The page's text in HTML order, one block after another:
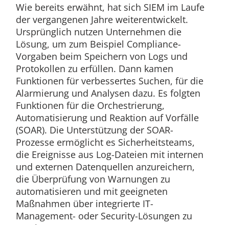
Wie bereits erwähnt, hat sich SIEM im Laufe
der vergangenen Jahre weiterentwickelt.
Ursprünglich nutzen Unternehmen die
Lösung, um zum Beispiel Compliance-
Vorgaben beim Speichern von Logs und
Protokollen zu erfüllen. Dann kamen
Funktionen für verbessertes Suchen, für die
Alarmierung und Analysen dazu. Es folgten
Funktionen für die Orchestrierung,
Automatisierung und Reaktion auf Vorfälle
(SOAR). Die Unterstützung der SOAR-
Prozesse ermöglicht es Sicherheitsteams,
die Ereignisse aus Log-Dateien mit internen
und externen Datenquellen anzureichern,
die Überprüfung von Warnungen zu
automatisieren und mit geeigneten
Maßnahmen über integrierte IT-
Management- oder Security-Lösungen zu